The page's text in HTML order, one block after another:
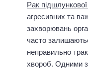
Рак
агресивних та
захворювань
часто
неправильно
хвороб. Одними з